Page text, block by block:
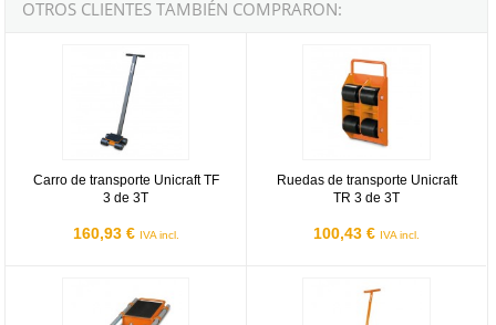
OTROS CLIENTES TAMBIÉN COMPRARON:
Carro de transporte Unicraft TF
3 de 3T
160,93 € IVA incl.
Ruedas de transporte Unicraft
TR 3 de 3T
100,43 € IVA incl.